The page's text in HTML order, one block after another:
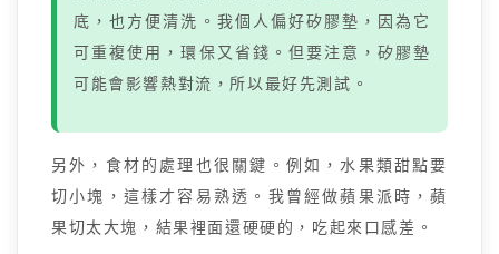
底，也方便清洗。我個人偏好矽膠墊，因為它
可重複使用，環保又省錢。但要注意，矽膠墊
可能會影響熱對流，所以最好先測試。
另外，食材的處理也很關鍵。例如，水果類甜點要
切小塊，這樣才容易熟透。我曾經做蘋果派時，蘋
果切太大塊，結果裡面還硬硬的，吃起來口感差。